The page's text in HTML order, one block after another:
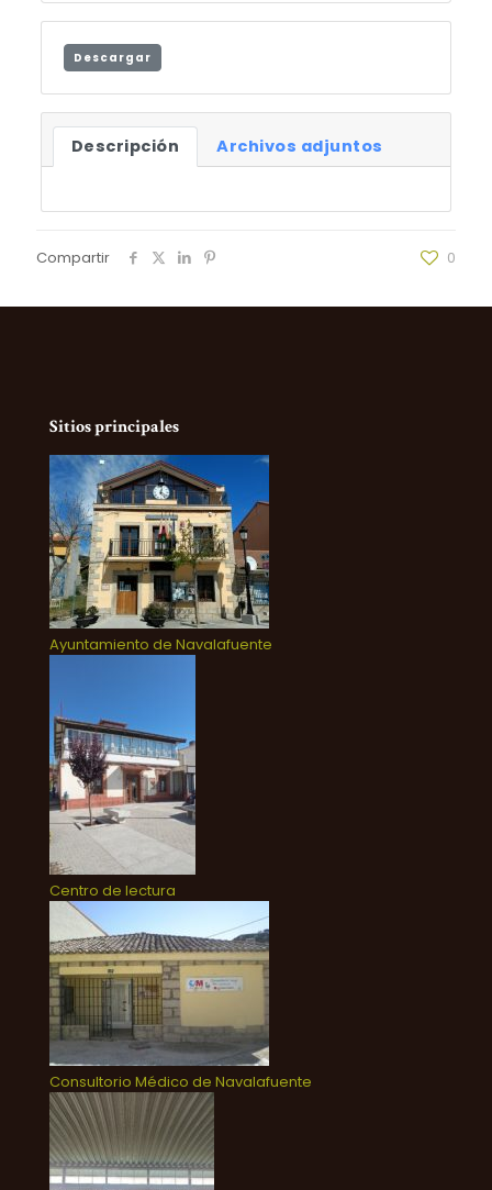
Descargar
Descripción Archivos adjuntos
Compartir 0
Sitios principales
Ayuntamiento de Navalafuente
Centro de lectura
Consultorio Médico de Navalafuente